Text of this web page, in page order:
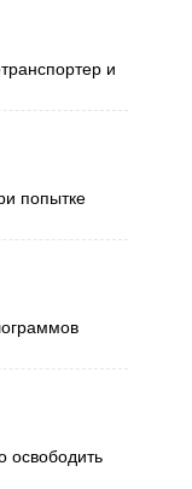
и
попытке
освободить